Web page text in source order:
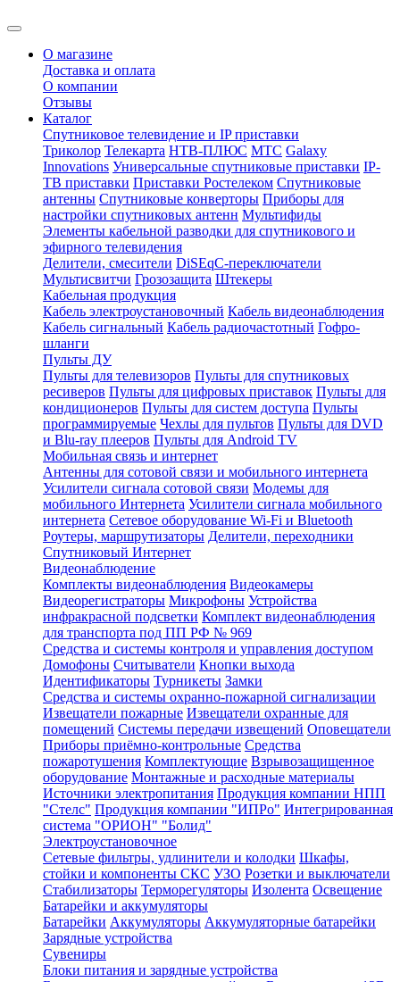
О магазине
Доставка и оплата
О компании
Отзывы
Каталог
Спутниковое телевидение и IP приставки
Триколор Телекарта НТВ-ПЛЮС МТС Galaxy
Innovations Универсальные спутниковые приставки IP-
ТВ приставки Приставки Ростелеком Спутниковые
антенны Спутниковые конверторы Приборы для
настройки спутниковых антенн Мультифиды
Элементы кабельной разводки для спутникового и
эфирного телевидения
Делители, смесители DiSEqC-переключатели
Мультисвитчи Грозозащита Штекеры
Кабельная продукция
Кабель электроустановочный Кабель видеонаблюдения
Кабель сигнальный Кабель радиочастотный Гофро-
шланги
Пульты ДУ
Пульты для телевизоров Пульты для спутниковых
ресиверов Пульты для цифровых приставок Пульты для
кондиционеров Пульты для систем доступа Пульты
программируемые Чехлы для пультов Пульты для DVD
и Blu-ray плееров Пульты для Android TV
Мобильная связь и интернет
Антенны для сотовой связи и мобильного интернета
Усилители сигнала сотовой связи Модемы для
мобильного Интернета Усилители сигнала мобильного
интернета Сетевое оборудование Wi-Fi и Bluetooth
Роутеры, маршрутизаторы Делители, переходники
Спутниковый Интернет
Видеонаблюдение
Комплекты видеонаблюдения Видеокамеры
Видеорегистраторы Микрофоны Устройства
инфракрасной подсветки Комплект видеонаблюдения
для транспорта под ПП РФ № 969
Средства и системы контроля и управления доступом
Домофоны Считыватели Кнопки выхода
Идентификаторы Турникеты Замки
Средства и системы охранно-пожарной сигнализации
Извещатели пожарные Извещатели охранные для
помещений Системы передачи извещений Оповещатели
Приборы приёмно-контрольные Средства
пожаротушения Комплектующие Взрывозащищенное
оборудование Монтажные и расходные материалы
Источники электропитания Продукция компании НПП
"Стелс" Продукция компании "ИПРо" Интегрированная
система "ОРИОН" "Болид"
Электроустановочное
Сетевые фильтры, удлинители и колодки Шкафы,
стойки и компоненты СКС УЗО Розетки и выключатели
Стабилизаторы Терморегуляторы Изолента Освещение
Батарейки и аккумуляторы
Батарейки Аккумуляторы Аккумуляторные батарейки
Зарядные устройства
Сувениры
Блоки питания и зарядные устройства